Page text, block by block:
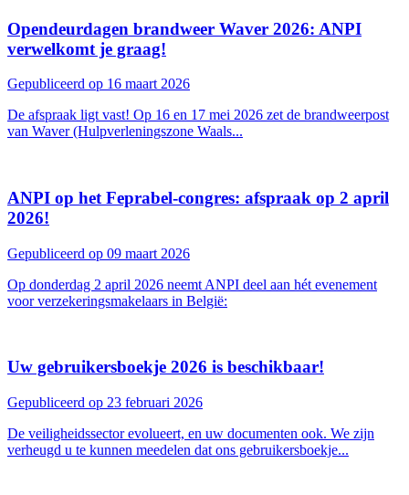
Opendeurdagen brandweer Waver 2026: ANPI
verwelkomt je graag!
Gepubliceerd op 16 maart 2026
De afspraak ligt vast! Op 16 en 17 mei 2026 zet de brandweerpost
van Waver (Hulpverleningszone Waals...
ANPI op het Feprabel-congres: afspraak op 2 april
2026!
Gepubliceerd op 09 maart 2026
Op donderdag 2 april 2026 neemt ANPI deel aan hét evenement
voor verzekeringsmakelaars in België:
Uw gebruikersboekje 2026 is beschikbaar!
Gepubliceerd op 23 februari 2026
De veiligheidssector evolueert, en uw documenten ook. We zijn
verheugd u te kunnen meedelen dat ons gebruikersboekje...